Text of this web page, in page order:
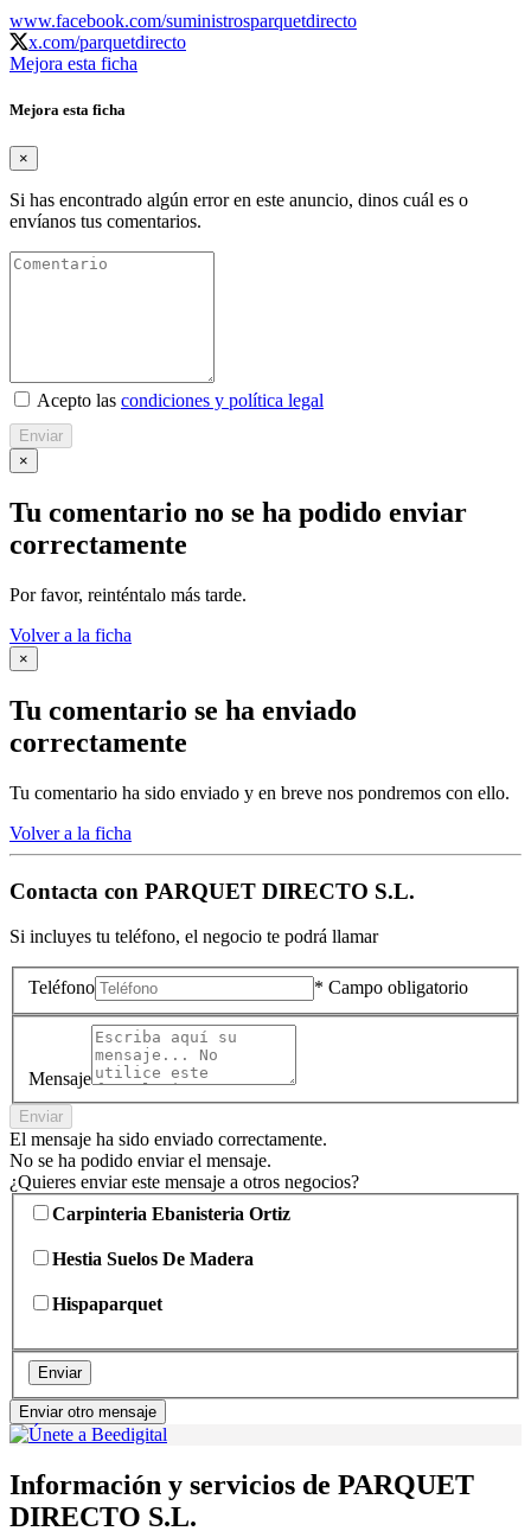
www.facebook.com/suministrosparquetdirecto
x.com/parquetdirecto
Mejora esta ficha
Mejora esta ficha
×
Si has encontrado algún error en este anuncio, dinos cuál es o
envíanos tus comentarios.
Acepto las condiciones y política legal
Enviar
×
Tu comentario no se ha podido enviar
correctamente
Por favor, reinténtalo más tarde.
Volver a la ficha
×
Tu comentario se ha enviado
correctamente
Tu comentario ha sido enviado y en breve nos pondremos con ello.
Volver a la ficha
Contacta con PARQUET DIRECTO S.L.
Si incluyes tu teléfono, el negocio te podrá llamar
Teléfono * Campo obligatorio
Mensaje
Enviar
El mensaje ha sido enviado correctamente.
No se ha podido enviar el mensaje.
¿Quieres enviar este mensaje a otros negocios?
Carpinteria Ebanisteria Ortiz
Hestia Suelos De Madera
Hispaparquet
Enviar
Enviar otro mensaje
Información y servicios de PARQUET
DIRECTO S.L.